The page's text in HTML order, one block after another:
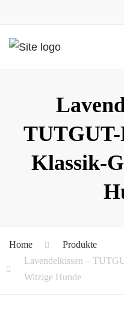
TUTGUT-
Klassik-
Home
Produkte
Lavendelkissen –
Witzige Hunde